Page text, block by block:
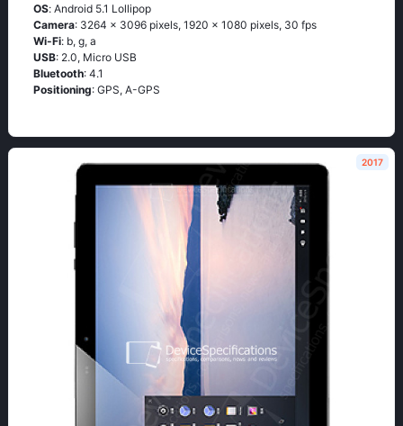
OS: Аndrоid 5.1 Lоlliрор
Camera: 3264 x 3096 pixels, 1920 x 1080 pixels, 30 fps
Wi-Fi: b, g, а
USB: 2.0, Micro USB
Bluetooth: 4.1
Positioning: GРS, А-GРS
2017